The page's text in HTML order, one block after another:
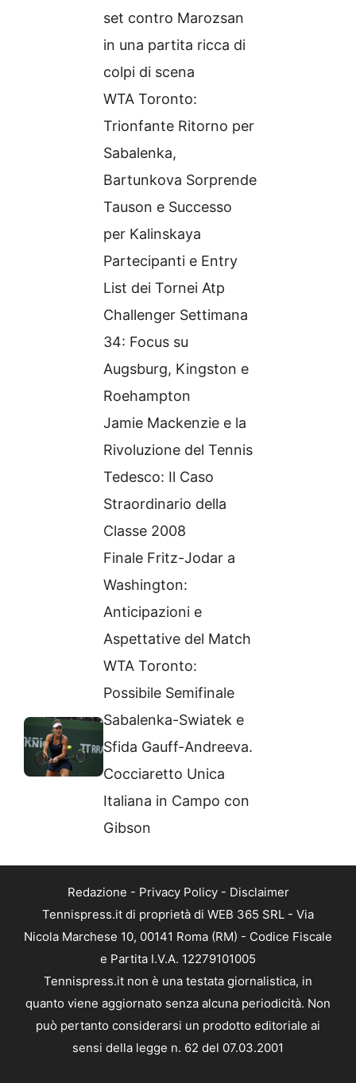
set contro Marozsan
in una partita ricca di
colpi di scena
WTA Toronto:
Trionfante Ritorno per
Sabalenka,
Bartunkova Sorprende
Tauson e Successo
per Kalinskaya
Partecipanti e Entry
List dei Tornei Atp
Challenger Settimana
34: Focus su
Augsburg, Kingston e
Roehampton
Jamie Mackenzie e la
Rivoluzione del Tennis
Tedesco: Il Caso
Straordinario della
Classe 2008
Finale Fritz-Jodar a
Washington:
Anticipazioni e
Aspettative del Match
WTA Toronto:
Possibile Semifinale
Sabalenka-Swiatek e
Sfida Gauff-Andreeva.
Cocciaretto Unica
Italiana in Campo con
Gibson
Redazione - Privacy Policy- Disclaimer
Tennispress.it di proprietà di WEB 365 SRL - Via
Nicola Marchese 10, 00141 Roma (RM) - Codice Fiscale
e Partita I.V.A. 12279101005
Tennispress.it non è una testata giornalistica, in
quanto viene aggiornato senza alcuna periodicità. Non
può pertanto considerarsi un prodotto editoriale ai
sensi della legge n. 62 del 07.03.2001